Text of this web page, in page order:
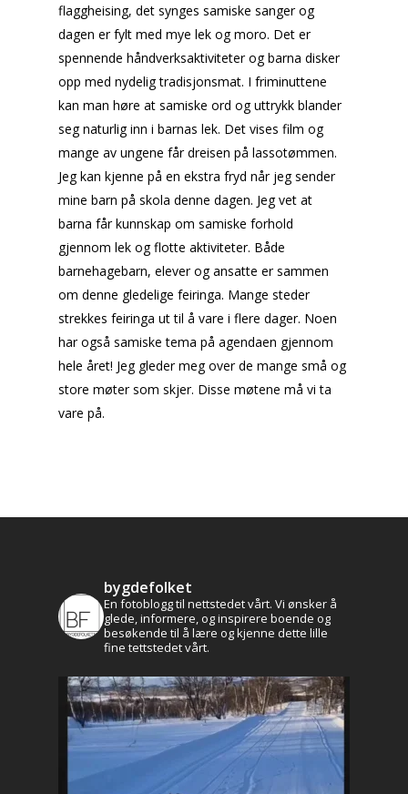
flaggheising, det synges samiske sanger og
dagen er fylt med mye lek og moro. Det er
spennende håndverksaktiviteter og barna disker
opp med nydelig tradisjonsmat. I friminuttene
kan man høre at samiske ord og uttrykk blander
seg naturlig inn i barnas lek. Det vises film og
mange av ungene får dreisen på lassotømmen.
Jeg kan kjenne på en ekstra fryd når jeg sender
mine barn på skola denne dagen. Jeg vet at
barna får kunnskap om samiske forhold
gjennom lek og flotte aktiviteter. Både
barnehagebarn, elever og ansatte er sammen
om denne gledelige feiringa. Mange steder
strekkes feiringa ut til å vare i flere dager. Noen
har også samiske tema på agendaen gjennom
hele året! Jeg gleder meg over de mange små og
store møter som skjer. Disse møtene må vi ta
vare på.
bygdefolket
En fotoblogg til nettstedet vårt. Vi ønsker å
glede, informere, og inspirere boende og
besøkende til å lære og kjenne dette lille
fine tettstedet vårt.